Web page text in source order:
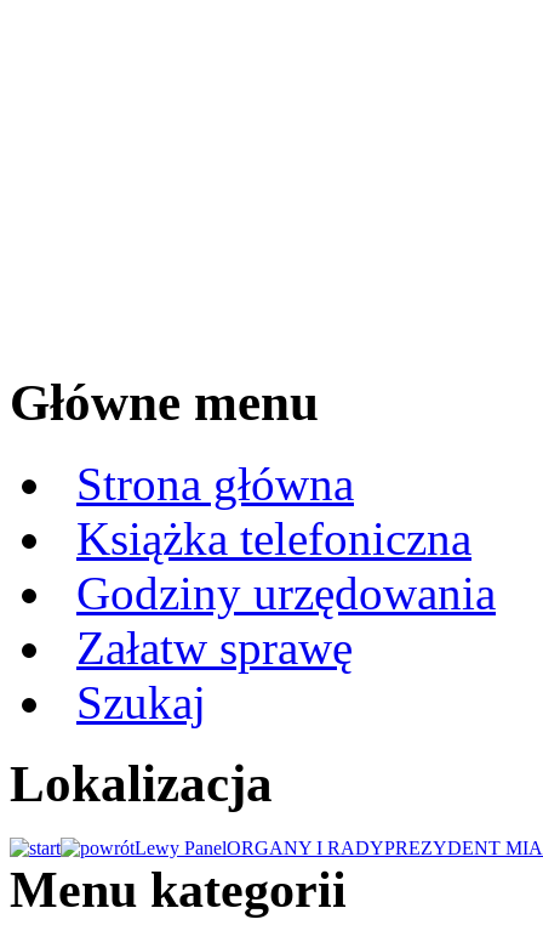
Główne menu
Strona główna
Książka telefoniczna
Godziny urzędowania
Załatw sprawę
Szukaj
Lokalizacja
Lewy PanelORGANY I RADYPREZYDENT
Menu kategorii